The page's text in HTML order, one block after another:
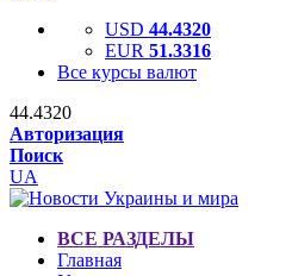
USD 44.4320
EUR 51.3316
Все курсы валют
44.4320
Авторизация
Поиск
UA
ВСЕ РАЗДЕЛЫ
Главная